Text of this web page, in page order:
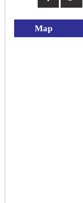
Map